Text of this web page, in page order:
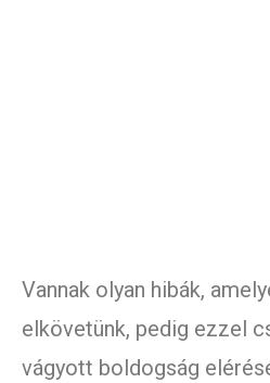
Vannak olyan hibák,
elkövetünk, pedig ezzel
vágyott boldogság